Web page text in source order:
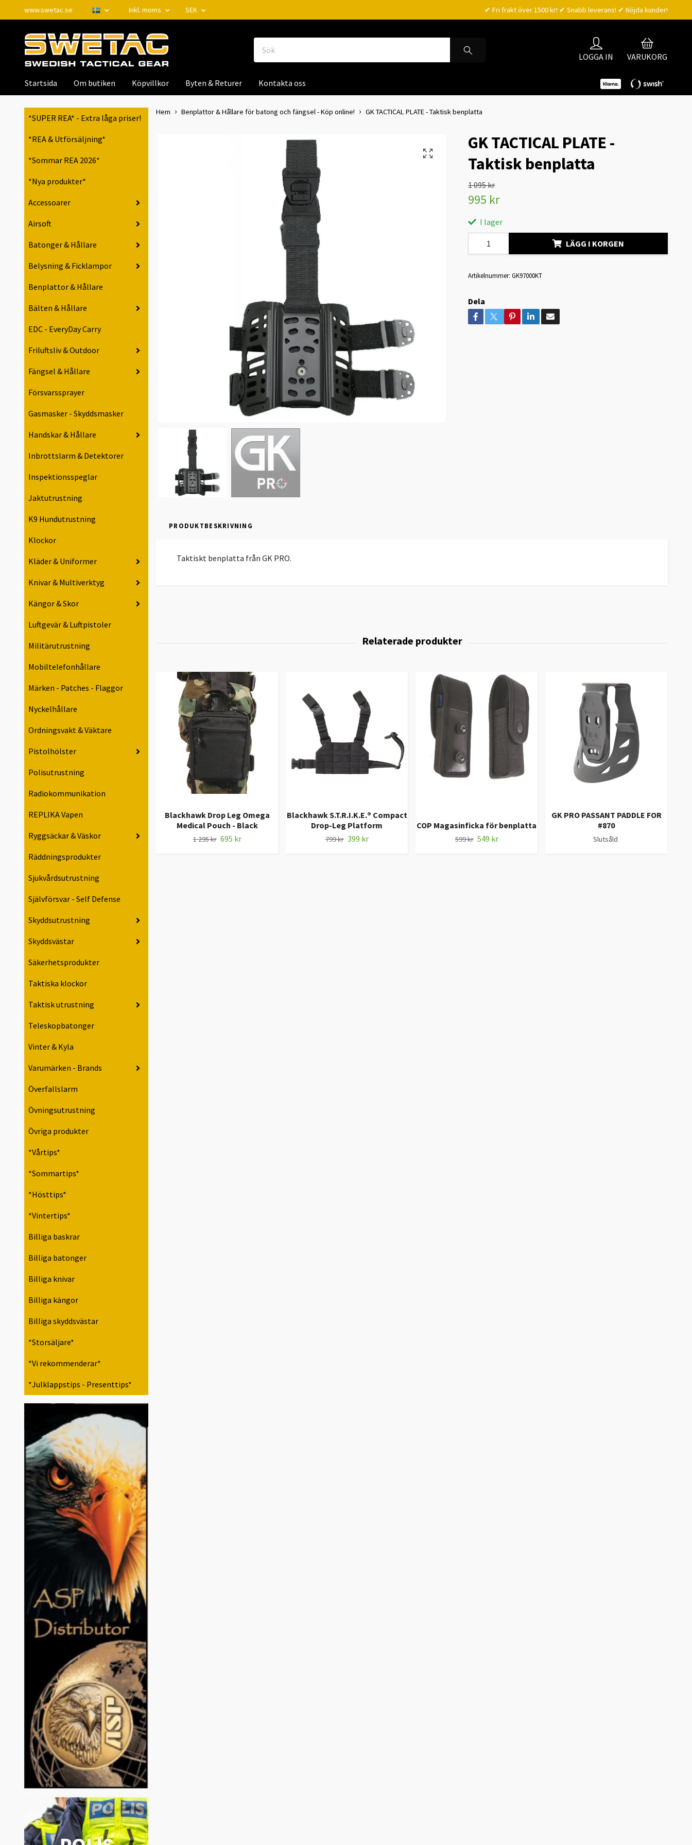
www.swetac.se Inkl. moms SEK ✔ Fri frakt över 1500 kr! ✔ Snabb leverans! ✔ Nöjda kunder!
LOGGA IN VARUKORG
Startsida Om butiken Köpvillkor Byten & Returer Kontakta oss
*SUPER REA* - Extra låga priser!
*REA & Utförsäljning*
*Sommar REA 2026*
*Nya produkter*
Accessoarer
Airsoft
Batonger & Hållare
Belysning & Ficklampor
Benplattor & Hållare
Bälten & Hållare
EDC - EveryDay Carry
Friluftsliv & Outdoor
Fängsel & Hållare
Försvarssprayer
Gasmasker - Skyddsmasker
Handskar & Hållare
Inbrottslarm & Detektorer
Inspektionsspeglar
Jaktutrustning
K9 Hundutrustning
Klockor
Kläder & Uniformer
Knivar & Multiverktyg
Kängor & Skor
Luftgevär & Luftpistoler
Militärutrustning
Mobiltelefonhållare
Märken - Patches - Flaggor
Nyckelhållare
Ordningsvakt & Väktare
Pistolhölster
Polisutrustning
Radiokommunikation
REPLIKA Vapen
Ryggsäckar & Väskor
Räddningsprodukter
Sjukvårdsutrustning
Självförsvar - Self Defense
Skyddsutrustning
Skyddsvästar
Säkerhetsprodukter
Taktiska klockor
Taktisk utrustning
Teleskopbatonger
Vinter & Kyla
Varumärken - Brands
Överfallslarm
Övningsutrustning
Övriga produkter
*Vårtips*
*Sommartips*
*Hösttips*
*Vintertips*
Billiga baskrar
Billiga batonger
Billiga knivar
Billiga kängor
Billiga skyddsvästar
*Storsäljare*
*Vi rekommenderar*
*Julklappstips - Presenttips*
Hem Benplattor & Hållare för batong och fängsel - Köp online! GK TACTICAL PLATE - Taktisk benplatta
GK TACTICAL PLATE -
Taktisk benplatta
1 095 kr
995 kr
I lager
LÄGG I KORGEN
Artikelnummer: GK97000KT
Dela
PRODUKTBESKRIVNING
Taktiskt benplatta från GK PRO.
Blackhawk Drop Leg Omega
Medical Pouch - Black
1 295 kr 695 kr
Blackhawk S.T.R.I.K.E.® Compact
Drop-Leg Platform
799 kr 399 kr
COP Magasinficka för benplatta
599 kr 549 kr
GK PRO PASSANT PADDLE FOR
#870
Slutsåld